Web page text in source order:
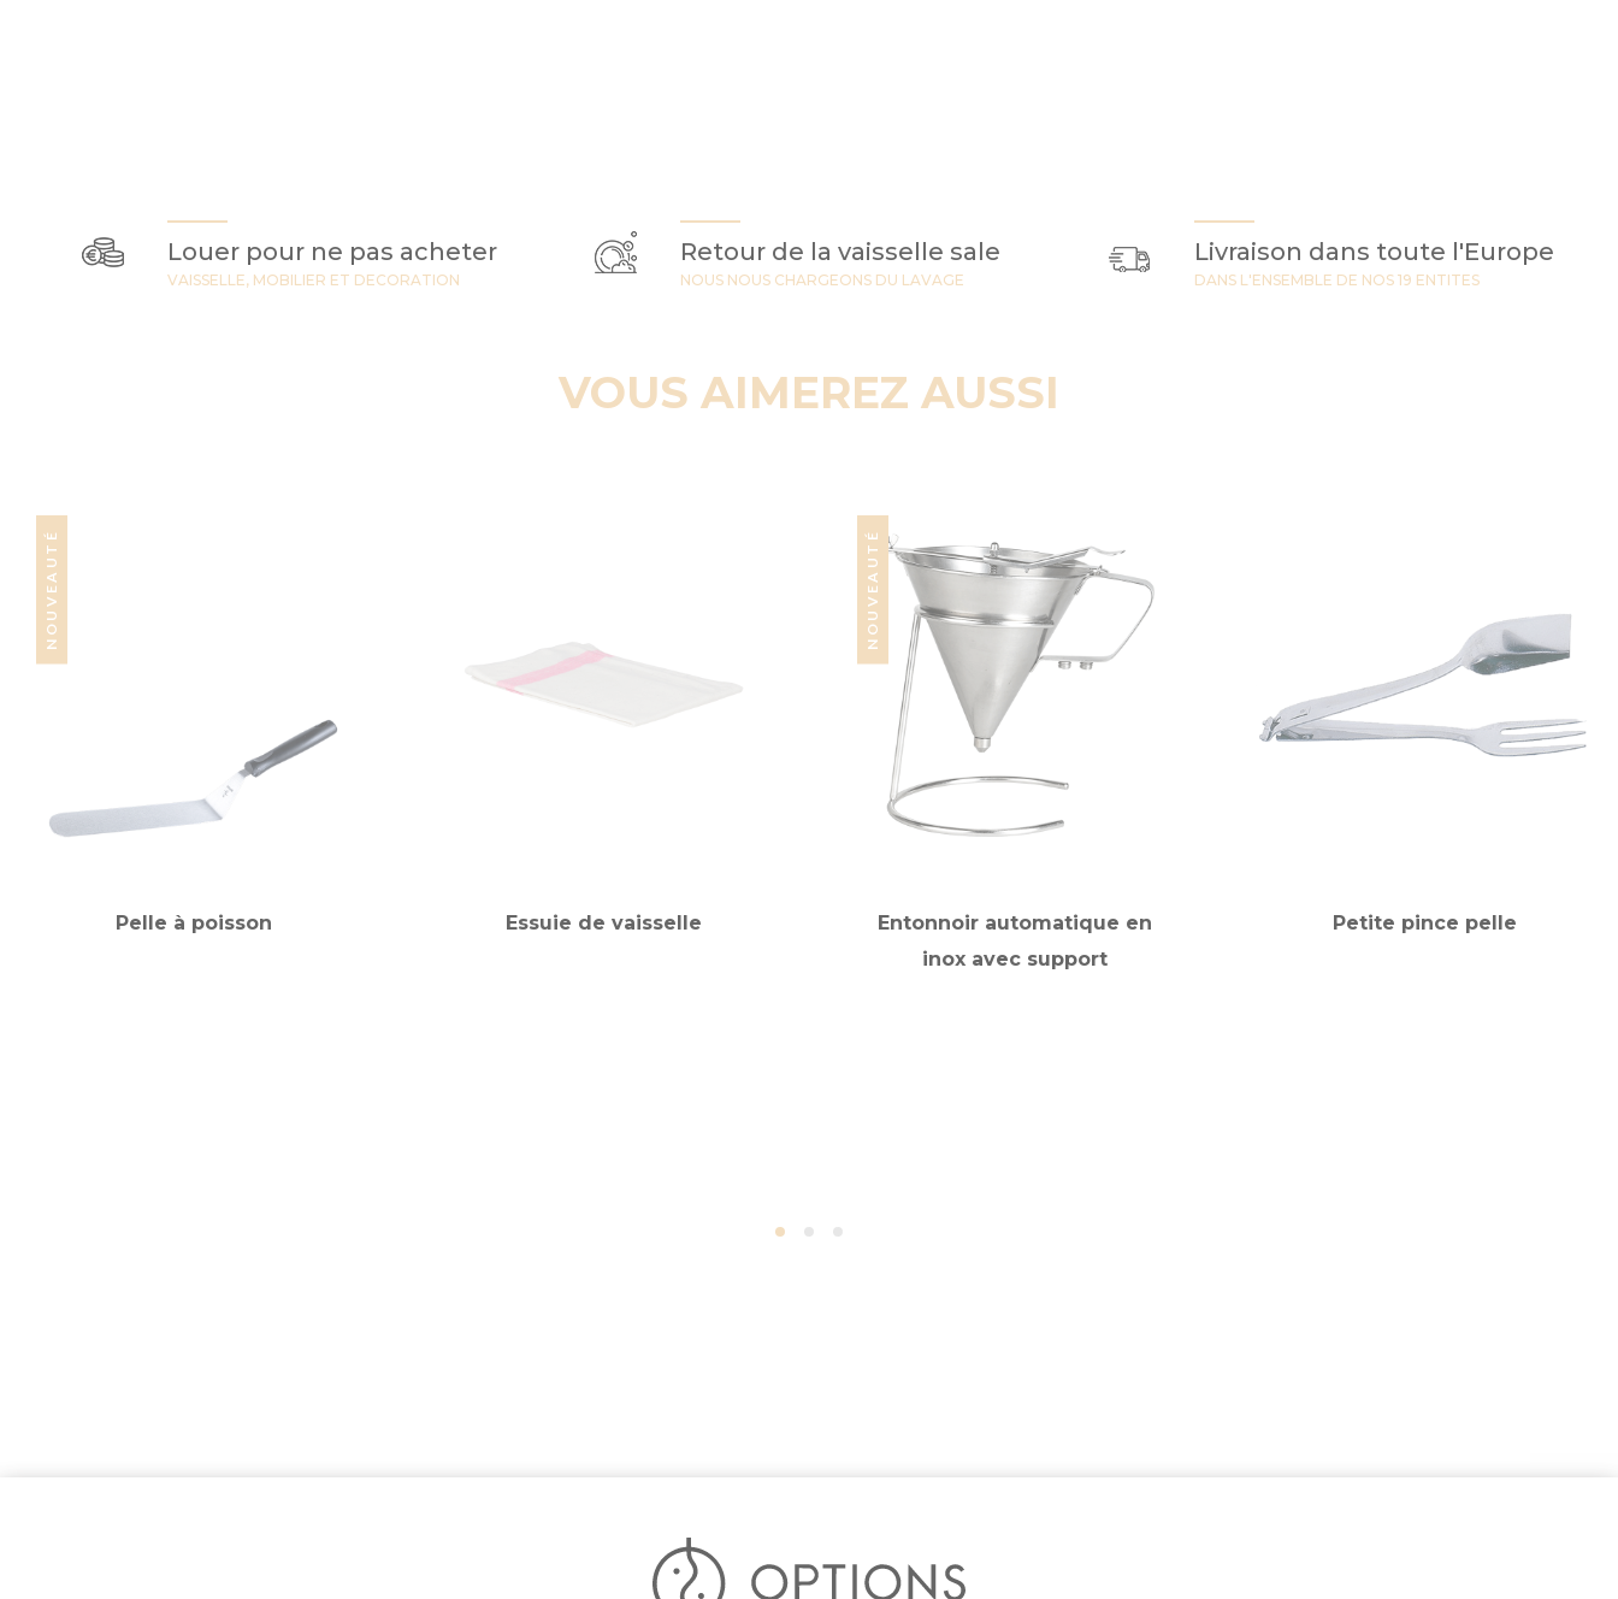
Louer pour ne pas acheter
VAISSELLE, MOBILIER ET DECORATION
Retour de la vaisselle sale
NOUS NOUS CHARGEONS DU LAVAGE
Livraison dans toute l'Europe
DANS L'ENSEMBLE DE NOS 19 ENTITES
VOUS AIMEREZ AUSSI
NOUVEAUTÉ
Pelle à poisson Essuie de vaisselle
NOUVEAUTÉ
Entonnoir automatique en
inox avec support
Petite pince pelle